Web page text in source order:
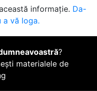
informație. Da-
vă loga.
?
materialele de